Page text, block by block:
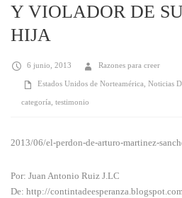
Y VIOLADOR DE
HIJA
6 junio, 2013 Razones para creer
Estados Unidos de Norteamérica Noticias
categoría testimonio
2013/06/el-perdon-de-arturo-martinez-
Por: Juan Antonio Ruiz J.LC
De: http://